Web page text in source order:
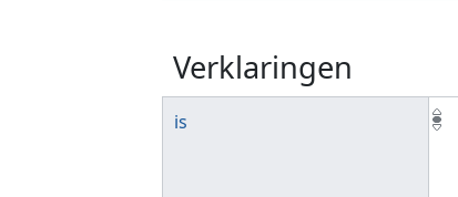
Verklaringen
is